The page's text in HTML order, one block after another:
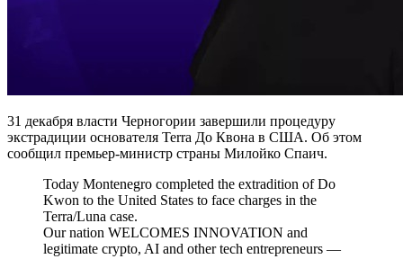
31 декабря власти Черногории завершили процедуру
экстрадиции основателя Terra До Квона в США. Об этом
сообщил премьер-министр страны Милойко Спаич.
Today Montenegro completed the extradition of Do
Kwon to the United States to face charges in the
Terra/Luna case.
Our nation WELCOMES INNOVATION and
legitimate crypto, AI and other tech entrepreneurs —